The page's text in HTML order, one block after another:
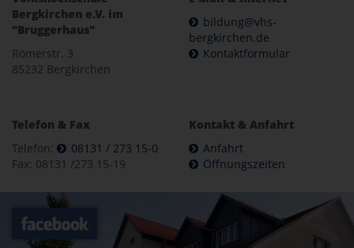
Bergkirchen e.V. im
"Bruggerhaus"
Römerstr. 3
85232 Bergkirchen
bildung@vhs-
bergkirchen.de
Kontaktformular
Telefon & Fax
Telefon:
08131 / 273 15-0
Fax: 08131 /273 15-19
Kontakt & Anfahrt
Anfahrt
Öffnungszeiten